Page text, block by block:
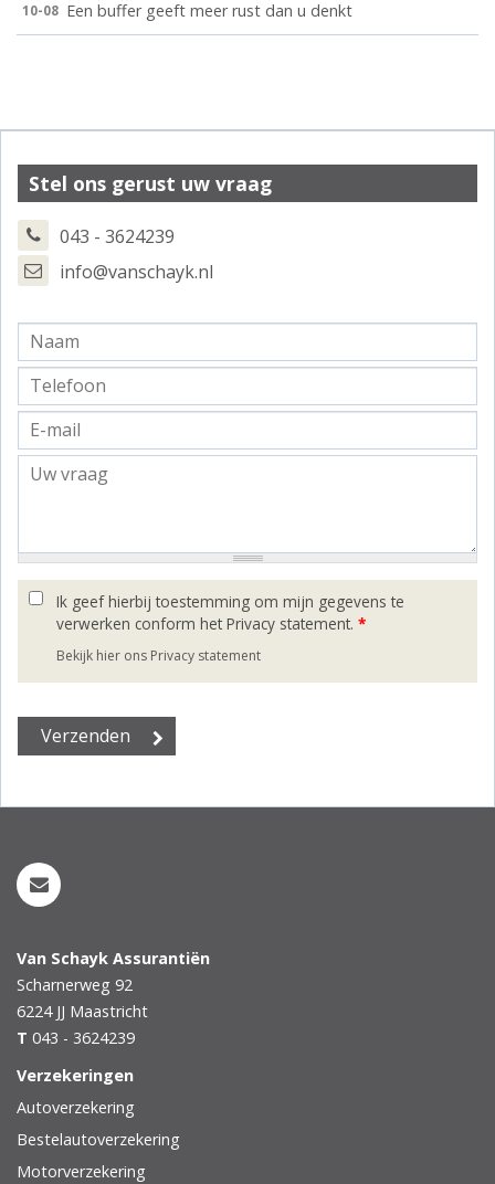
10-08 Een buffer geeft meer rust dan u denkt
Stel ons gerust uw vraag
043 - 3624239
info@vanschayk.nl
Ik geef hierbij toestemming om mijn gegevens te
verwerken conform het Privacy statement. *
Bekijk hier ons Privacy statement
Van Schayk Assurantiën
Scharnerweg 92
6224 JJ Maastricht
T 043 - 3624239
Verzekeringen
Autoverzekering
Bestelautoverzekering
Motorverzekering